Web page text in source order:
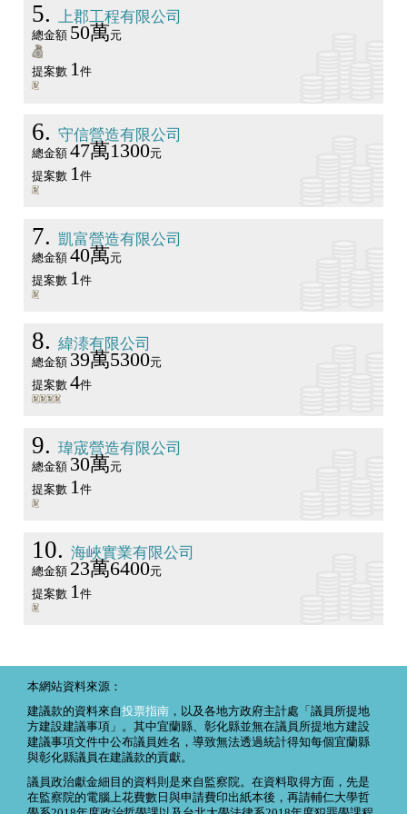
5 上郡工程有限公司
總金額 50萬元
提案數 1件
6 守信營造有限公司
總金額 47萬1300元
提案數 1件
7 凱富營造有限公司
總金額 40萬元
提案數 1件
8 緯溙有限公司
總金額 39萬5300元
提案數 4件
9 瑋宬營造有限公司
總金額 30萬元
提案數 1件
10 海峽實業有限公司
總金額 23萬6400元
提案數 1件
本網站資料來源：
建議款的資料來自投票指南 ，以及各地方政府主計處「議員所提地
方建設建議事項」。其中宜蘭縣、彰化縣並無在議員所提地方建設
建議事項文件中公布議員姓名，導致無法透過統計得知每個宜蘭縣
與彰化縣議員在建議款的貢獻。
議員政治獻金細目的資料則是來自監察院。在資料取得方面，先是
在監察院的電腦上花費數日與申請費印出紙本後，再請輔仁大學哲